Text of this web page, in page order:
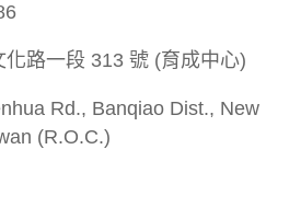
路一段 313 號 (育成中心)
Rd., Banqiao Dist., New
(R.O.C.)